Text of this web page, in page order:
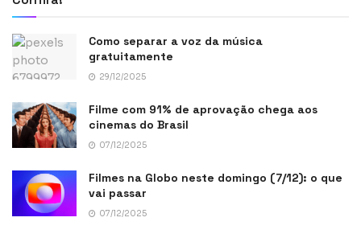
Como separar a voz da música
gratuitamente
29/12/2025
Filme com 91% de aprovação chega aos
cinemas do Brasil
07/12/2025
Filmes na Globo neste domingo (7/12): o que
vai passar
07/12/2025